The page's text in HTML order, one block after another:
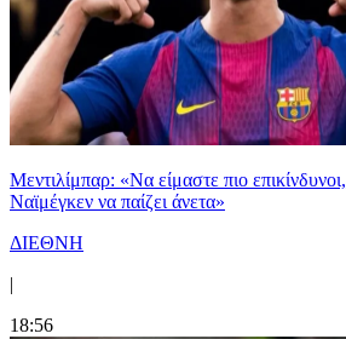
Μεντιλίμπαρ: «Να είμαστε πιο
Ναϊμέγκεν να παίζει άνετα»
ΔΙΕΘΝΗ
|
18:56